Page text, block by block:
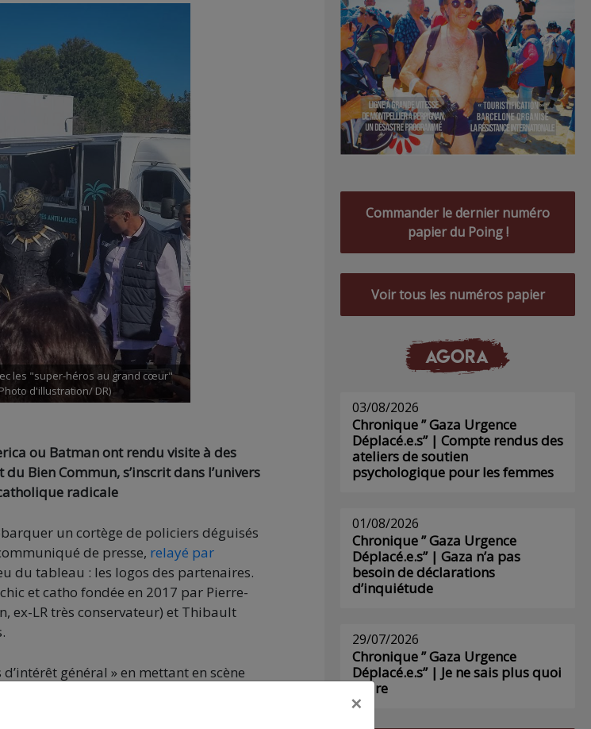
les "super-héros au grand cœur"
d'illustration/ DR)
ou Batman ont rendu visite à des
Bien Commun, s’inscrit dans l’univers
radicale
un cortège de policiers déguisés
de presse, relayé par
du tableau : les logos des partenaires.
et catho fondée en 2017 par Pierre-
ex-LR très conservateur) et Thibault
général » en mettant en scène
enquêtes ont montré qu’elle
croisent entrepreneurs catholiques,
Commander le dernier numéro
papier du Poing !
Voir tous les numéros papier
AGORA
03/08/2026
Chronique ” Gaza Urgence
Déplacé.e.s” | Compte rendus des
ateliers de soutien
psychologique pour les femmes
01/08/2026
Chronique ” Gaza Urgence
Déplacé.e.s” | Gaza n’a pas
besoin de déclarations
d’inquiétude
29/07/2026
Chronique ” Gaza Urgence
Déplacé.e.s” | Je ne sais plus quoi
écrire
×